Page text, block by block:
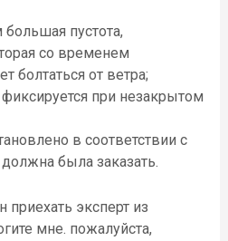
пустота,
со временем
болтаться от ветра;
при незакрытом
в соответствии с
была заказать.
эксперт из
мне. пожалуйста,